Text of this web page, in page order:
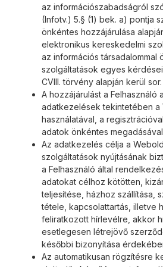
az információszabadságról
(Infotv.) 5.§ (1) bek. a) pontja
önkéntes hozzájárulása
elektronikus kereskedelmi
az információs társadalommal
szolgáltatások egyes
CVIII. törvény alapján kerül sor.
A hozzájárulást a Felhasználó
adatkezelések tekintetében a
használatával, a
adatok önkéntes
Az adatkezelés célja a
szolgáltatások nyújtásának
a Felhasználó által
adatokat célhoz kötötten,
teljesítése, házhoz szállítása,
tétele, kapcsolattartás, illetve
feliratkozott hírlevélre, akkor
esetlegesen létrejövő
későbbi bizonyítása
Az automatikusan rögzítésre